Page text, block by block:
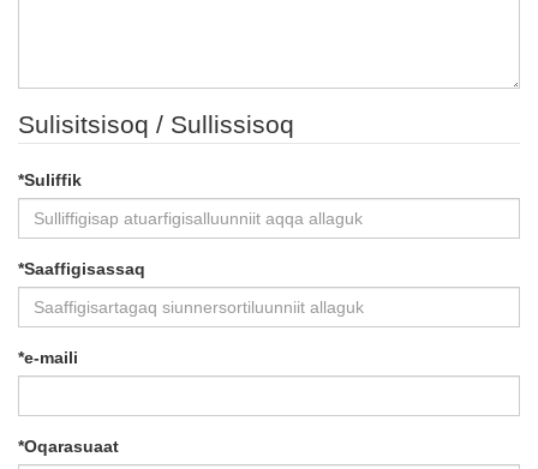
Sulisitsisoq / Sullissisoq
*Suliffik
*Saaffigisassaq
*e-maili
*Oqarasuaat